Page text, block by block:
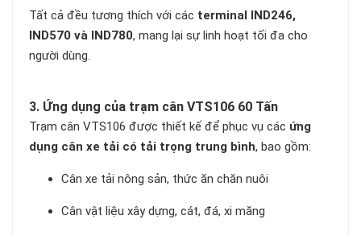
Tất cả đều tương thích với các terminal IND246,
IND570 và IND780, mang lại sự linh hoạt tối đa cho
người dùng.
3. Ứng dụng của trạm cân VTS106 60 Tấn
Trạm cân VTS106 được thiết kế để phục vụ các ứng
dụng cân xe tải có tải trọng trung bình, bao gồm:
Cân xe tải nông sản, thức ăn chăn nuôi
Cân vật liệu xây dựng, cát, đá, xi măng